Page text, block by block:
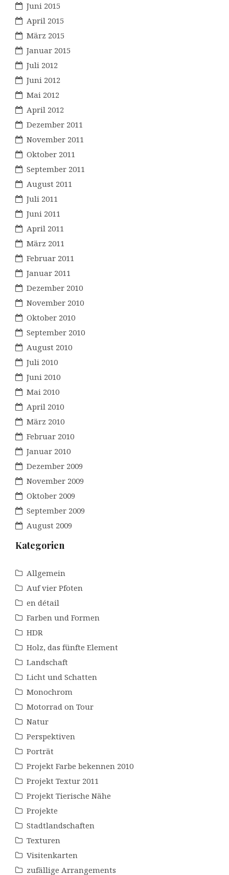
Juni 2015
April 2015
März 2015
Januar 2015
Juli 2012
Juni 2012
Mai 2012
April 2012
Dezember 2011
November 2011
Oktober 2011
September 2011
August 2011
Juli 2011
Juni 2011
April 2011
März 2011
Februar 2011
Januar 2011
Dezember 2010
November 2010
Oktober 2010
September 2010
August 2010
Juli 2010
Juni 2010
Mai 2010
April 2010
März 2010
Februar 2010
Januar 2010
Dezember 2009
November 2009
Oktober 2009
September 2009
August 2009
Kategorien
Allgemein
Auf vier Pfoten
en détail
Farben und Formen
HDR
Holz, das fünfte Element
Landschaft
Licht und Schatten
Monochrom
Motorrad on Tour
Natur
Perspektiven
Porträt
Projekt Farbe bekennen 2010
Projekt Textur 2011
Projekt Tierische Nähe
Projekte
Stadtlandschaften
Texturen
Visitenkarten
zufällige Arrangements